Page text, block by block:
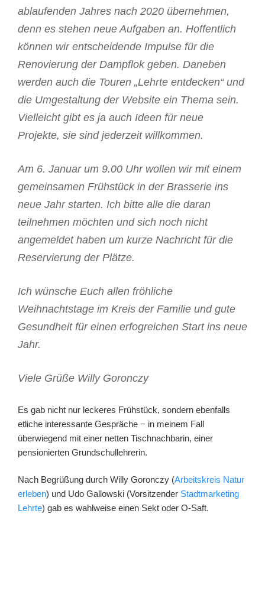
ablaufenden Jahres nach 2020 übernehmen,
denn es stehen neue Aufgaben an. Hoffentlich
können wir entscheidende Impulse für die
Renovierung der Dampflok geben. Daneben
werden auch die Touren „Lehrte entdecken“ und
die Umgestaltung der Website ein Thema sein.
Vielleicht gibt es ja auch Ideen für neue
Projekte, sie sind jederzeit willkommen.
Am 6. Januar um 9.00 Uhr wollen wir mit einem
gemeinsamen Frühstück in der Brasserie ins
neue Jahr starten. Ich bitte alle die daran
teilnehmen möchten und sich noch nicht
angemeldet haben um kurze Nachricht für die
Reservierung der Plätze.
Ich wünsche Euch allen fröhliche
Weihnachtstage im Kreis der Familie und gute
Gesundheit für einen erfogreichen Start ins neue
Jahr.
Viele Grüße Willy Goronczy
Es gab nicht nur leckeres Frühstück, sondern ebenfalls
etliche interessante Gespräche − in meinem Fall
überwiegend mit einer netten Tischnachbarin, einer
pensionierten Grundschullehrerin.
Nach Begrüßung durch Willy Goronczy (Arbeitskreis Natur
erleben) und Udo Gallowski (Vorsitzender Stadtmarketing
Lehrte) gab es wahlweise einen Sekt oder O-Saft.